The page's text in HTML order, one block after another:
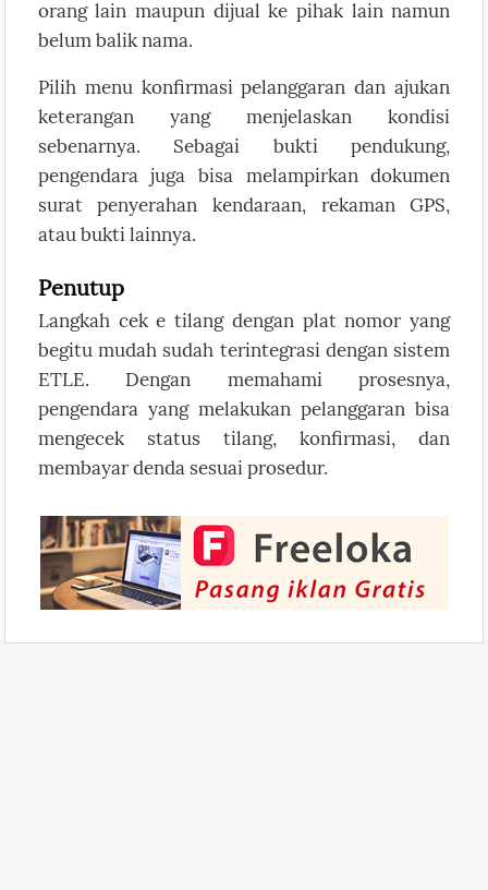
orang lain maupun dijual ke pihak lain namun
belum balik nama.
Pilih menu konfirmasi pelanggaran dan ajukan
keterangan yang menjelaskan kondisi
sebenarnya. Sebagai bukti pendukung,
pengendara juga bisa melampirkan dokumen
surat penyerahan kendaraan, rekaman GPS,
atau bukti lainnya.
Penutup
Langkah cek e tilang dengan plat nomor yang
begitu mudah sudah terintegrasi dengan sistem
ETLE. Dengan memahami prosesnya,
pengendara yang melakukan pelanggaran bisa
mengecek status tilang, konfirmasi, dan
membayar denda sesuai prosedur.